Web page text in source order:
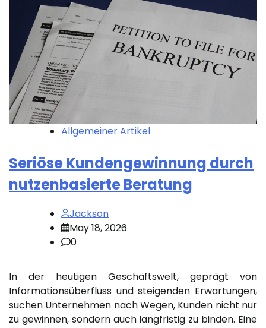
Allgemeiner Artikel
Seriöse Kundengewinnung durch
nutzenbasierte Beratung
Jackson
May 18, 2026
0
In der heutigen Geschäftswelt, geprägt von
Informationsüberfluss und steigenden Erwartungen,
suchen Unternehmen nach Wegen, Kunden nicht nur
zu gewinnen, sondern auch langfristig zu binden. Eine